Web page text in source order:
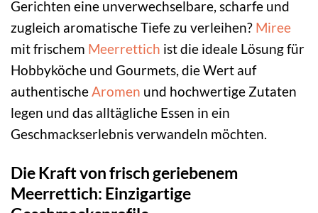
Gerichten eine unverwechselbare, scharfe und
zugleich aromatische Tiefe zu verleihen? Miree
mit frischem Meerrettich ist die ideale Lösung für
Hobbyköche und Gourmets, die Wert auf
authentischeAromen und hochwertige Zutaten
legen und das alltägliche Essen in ein
Geschmackserlebnis verwandeln möchten.
Die Kraft von frisch geriebenem
Meerrettich: Einzigartige